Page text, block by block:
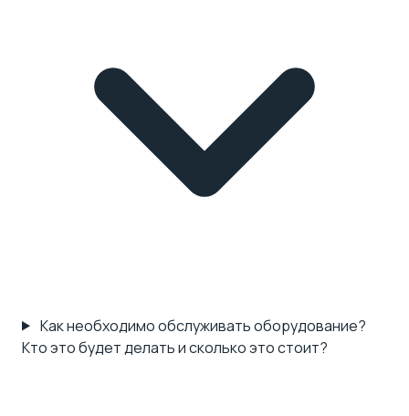
Как необходимо обслуживать оборудование?
Кто это будет делать и сколько это стоит?